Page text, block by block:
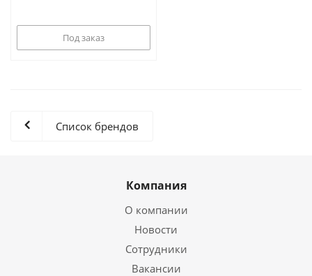
Под заказ
Список брендов
Компания
О компании
Новости
Сотрудники
Вакансии